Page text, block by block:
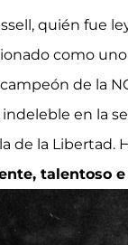
quién fue
como uno
de la
en la
de la Libertad.
talentoso